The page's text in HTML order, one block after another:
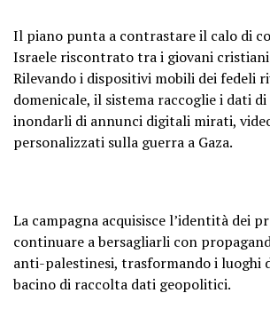
Il piano punta a contrastare il calo di
Israele riscontrato tra i giovani
Rilevando i dispositivi mobili dei fedeli
domenicale, il sistema raccoglie i dati
inondarli di annunci digitali mirati,
personalizzati sulla guerra a Gaza.
La campagna acquisisce l’identità dei
continuare a bersagliarli con
anti-palestinesi, trasformando i luoghi
bacino di raccolta dati geopolitici.